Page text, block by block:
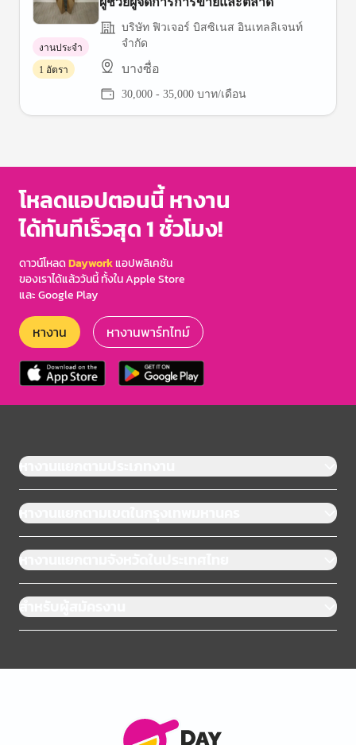
บริษัท ฟิวเจอร์ บิสซิเนส อินเทลลิเจนท์
จำกัด
บางซื่อ
30,000 - 35,000 บาท/เดือน
งานประจำ
1 อัตรา
โหลดแอปตอนนี้ หางาน
ได้ทันทีเร็วสุด 1 ชั่วโมง!
ดาวน์โหลดDayworkแอปพลิเคชัน
ของเราได้แล้ววันนี้ ทั้งใน Apple Store
และ Google Play
หางาน หางานพาร์ทไทม์
หางานแยกตามประเภทงาน
หางานแยกตามเขตในกรุงเทพมหานคร
หางานแยกตามจังหวัดในประเทศไทย
สำหรับผู้สมัครงาน